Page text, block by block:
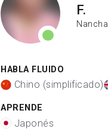
F.
HABLA FLUIDO
Chino (simplificado)
APRENDE
Japonés